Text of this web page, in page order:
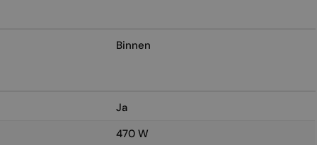
Binnen
Ja
470 W